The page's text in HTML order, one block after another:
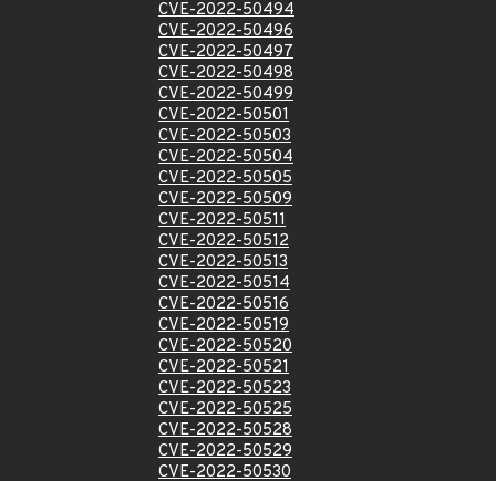
CVE-2022-50494
CVE-2022-50496
CVE-2022-50497
CVE-2022-50498
CVE-2022-50499
CVE-2022-50501
CVE-2022-50503
CVE-2022-50504
CVE-2022-50505
CVE-2022-50509
CVE-2022-50511
CVE-2022-50512
CVE-2022-50513
CVE-2022-50514
CVE-2022-50516
CVE-2022-50519
CVE-2022-50520
CVE-2022-50521
CVE-2022-50523
CVE-2022-50525
CVE-2022-50528
CVE-2022-50529
CVE-2022-50530